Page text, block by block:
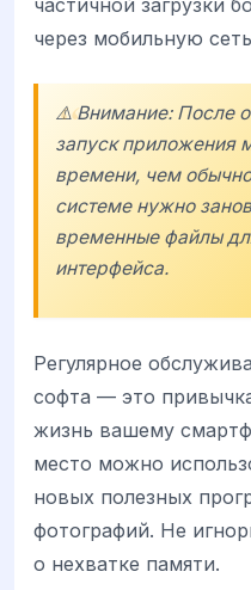
частичной загрузки
через мобильную
⚠️ Внимание: После
запуск приложения
времени, чем
системе нужно
временные файлы
интерфейса.
Регулярное
софта — это
жизнь вашему
место можно
новых полезных
фотографий. Не
о нехватке памяти.